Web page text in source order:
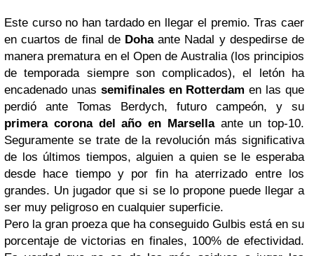
Este curso no han tardado en llegar el premio. Tras caer
en cuartos de final de Dohaante Nadal y despedirse de
manera prematura en el Open de Australia (los principios
de temporada siempre son complicados), el letón ha
encadenado unas semifinales en Rotterdam en las que
perdió ante Tomas Berdych, futuro campeón, y su
primera corona del año en Marsellaante un top-10.
Seguramente se trate de la revolución más significativa
de los últimos tiempos, alguien a quien se le esperaba
desde hace tiempo y por fin ha aterrizado entre los
grandes. Un jugador que si se lo propone puede llegar a
ser muy peligroso en cualquier superficie.
Pero la gran proeza que ha conseguido Gulbis está en su
porcentaje de victorias en finales, 100% de efectividad.